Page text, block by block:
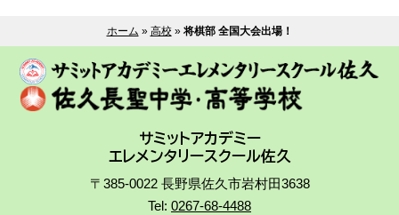
ホーム » 高校» 将棋部 全国大会出場！
サミットアカデミー
エレメンタリースクール佐久
〒385-0022 長野県佐久市岩村田3638
Tel: 0267-68-4488